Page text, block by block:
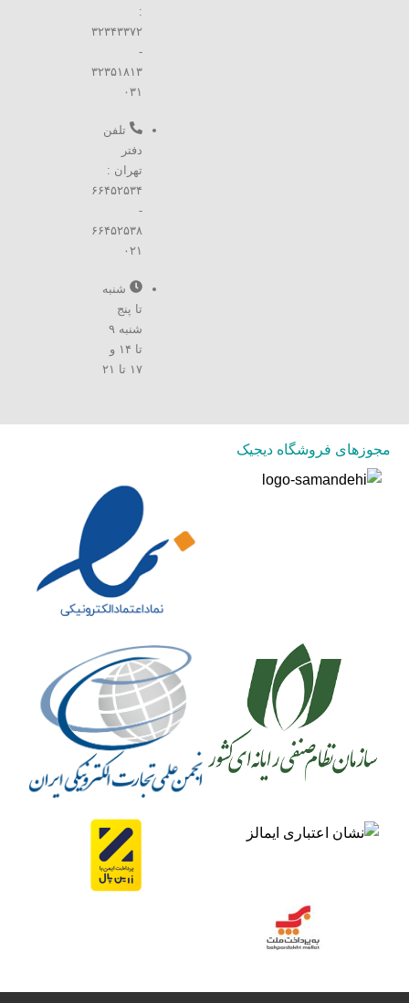
:
۳۲۳۴۳۳۷۲
-
۳۲۳۵۱۸۱۳
۰۳۱
تلفن
دفتر
تهران :
۶۶۴۵۲۵۳۴
-
۶۶۴۵۲۵۳۸
۰۲۱
شنبه
تا پنج
شنبه ۹
تا ۱۴ و
۱۷ تا ۲۱
مجوزهای فروشگاه دیجیک